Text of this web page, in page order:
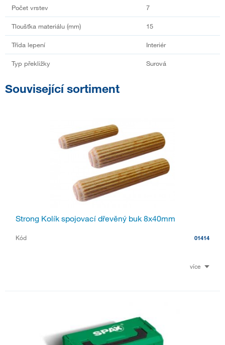
Počet vrstev 7
Tloušťka materiálu (mm) 15
Třída lepení Interiér
Typ překližky Surová
Související sortiment
Strong Kolík spojovací dřevěný buk 8x40mm
Kód 01414
více